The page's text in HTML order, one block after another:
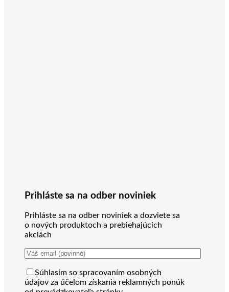
Prihláste sa na odber noviniek
Prihláste sa na odber noviniek a dozviete sa
o nových produktoch a prebiehajúcich
akciách
Súhlasím so spracovaním osobných
údajov za účelom získania reklamných ponúk